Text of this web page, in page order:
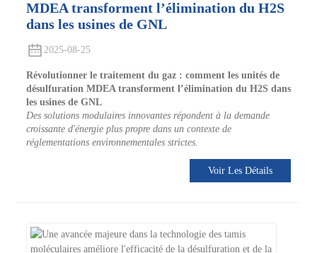
MDEA transforment l’élimination du H2S
dans les usines de GNL
2025-08-25
Révolutionner le traitement du gaz : comment les unités de
désulfuration MDEA transforment l’élimination du H2S dans
les usines de GNL
Des solutions modulaires innovantes répondent à la demande
croissante d'énergie plus propre dans un contexte de
réglementations environnementales strictes.
Voir Les Détails